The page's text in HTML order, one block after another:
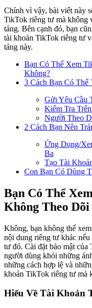
Chính vì vậy, bài viết này
TikTok riêng tư mà không
tảng. Bên cạnh đó, bạn
tài khoản TikTok riêng tư
tảng này.
Bạn Có Thể Xem
Không?
3 Cách Bạn Có Thể
Gửi Yêu Cầu
Kiểm Tra
Người Theo
2 Cách Bạn Nên
Ứng Dụng/
Ba
Tạo Tài
Con Bạn Có Dùng
Bạn Có Thể
Không Theo
Không, bạn không thể
nội dung riêng tư khác
tư đó. Cài đặt bảo mật
người dùng khỏi những
những cách hợp lệ và
khoản TikTok riêng tư mà
Hiểu Về Tài Khoản